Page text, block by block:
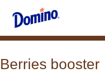
Berries booster